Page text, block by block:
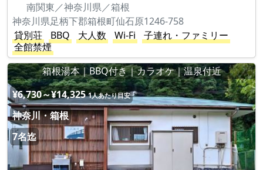
南関東／神奈川県／箱根
神奈川県足柄下郡箱根町仙石原1246-758
貸別荘
BBQ 大人数 Wi-Fi
子連れ・ファミリー
全館禁煙
箱根湯本｜BBQ付き｜カラオケ｜温泉付近
¥6,730～¥14,325 1人あたり目安
神奈川・箱根
7名迄